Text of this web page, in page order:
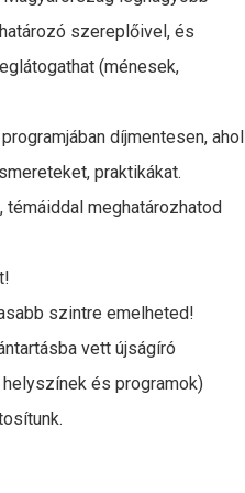
szereplőivel, és
(ménesek,
díjmentesen, ahol
praktikákat.
meghatározhatod
szintre emelheted!
vett újságíró
és programok)